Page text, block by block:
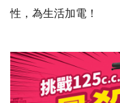
性，為生活加電！